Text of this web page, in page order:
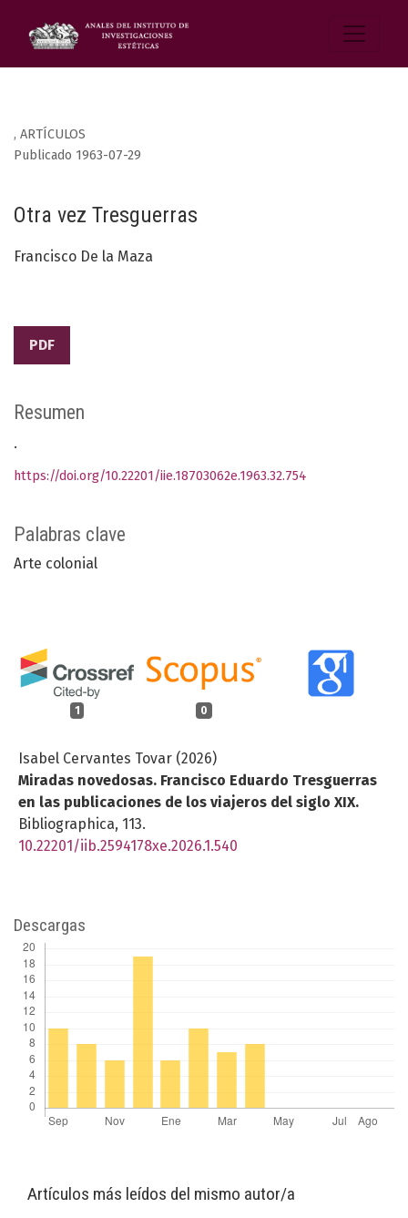
, ARTÍCULOS
Otra vez Tresguerras
Publicado 1963-07-29
Francisco De la Maza
PDF
Palabras clave
Arte colonial
1 0
Isabel Cervantes Tovar (2026)
Miradas novedosas. Francisco Eduardo Tresguerras
en las publicaciones de los viajeros del siglo XIX.
Bibliographica, 113.
10.22201/iib.2594178xe.2026.1.540
Resumen
.
https://doi.org/10.22201/iie.18703062e.1963.32.754
Descargas
Artículos más leídos del mismo autor/a